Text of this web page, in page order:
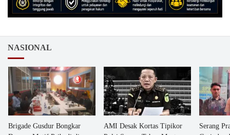
NASIONAL
Brigade Gusdur Bongkar
AMI Desak Kortas Tipikor
Serang